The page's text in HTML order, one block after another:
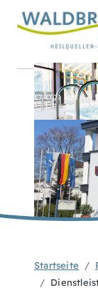
Startseite